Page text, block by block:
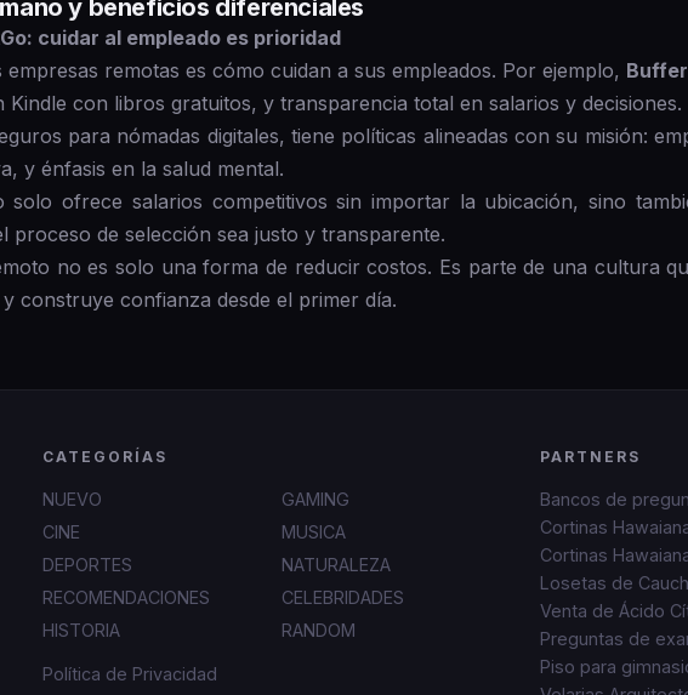
y beneficios diferenciales
cuidar al empleado es prioridad
remotas es cómo cuidan a sus empleados. Por ejemplo, Buffer
con libros gratuitos, y transparencia total en salarios y decisiones.
para nómadas digitales, tiene políticas alineadas con su misión:
y énfasis en la salud mental.
ofrece salarios competitivos sin importar la ubicación, sino
proceso de selección sea justo y transparente.
no es solo una forma de reducir costos. Es parte de una cultura
construye confianza desde el primer día.
CATEGORÍAS
NUEVO
GAMING
CINE
MUSICA
DEPORTES
NATURALEZA
RECOMENDACIONES
CELEBRIDADES
HISTORIA
RANDOM
Política de Privacidad
PARTNERS
Bancos de
Cortinas
Cortinas
Losetas de
Venta de Ácido
Preguntas de
Piso para